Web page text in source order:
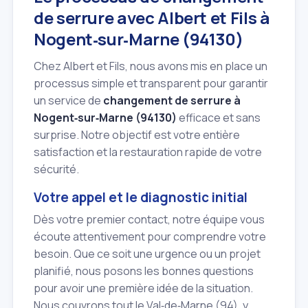
de serrure avec Albert et Fils à
Nogent‑sur‑Marne (94130)
Chez Albert et Fils, nous avons mis en place un
processus simple et transparent pour garantir
un service de changement de serrure à
Nogent‑sur‑Marne (94130) efficace et sans
surprise. Notre objectif est votre entière
satisfaction et la restauration rapide de votre
sécurité.
Votre appel et le diagnostic initial
Dès votre premier contact, notre équipe vous
écoute attentivement pour comprendre votre
besoin. Que ce soit une urgence ou un projet
planifié, nous posons les bonnes questions
pour avoir une première idée de la situation.